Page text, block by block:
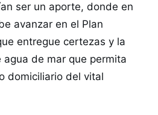
ser un aporte, donde en
avanzar en el Plan
entregue certezas y la
de mar que permita
domiciliario del vital